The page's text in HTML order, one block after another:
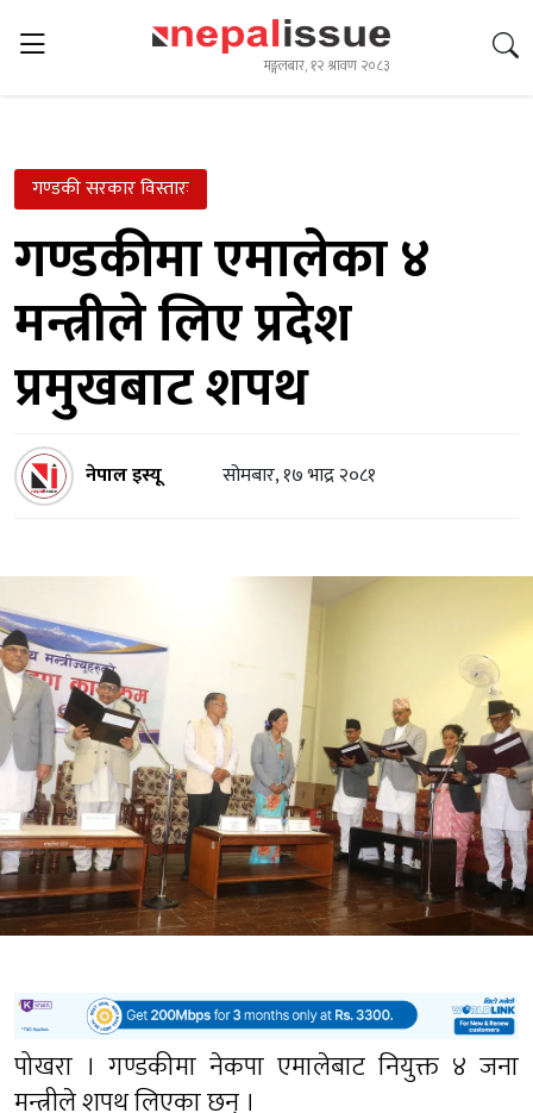
मङ्गलबार, १२ श्रावण २०८३
गण्डकी सरकार विस्तारः
गण्डकीमा एमालेका ४
मन्त्रीले लिए प्रदेश
प्रमुखबाट शपथ
नेपाल इस्यू सोमबार, १७ भाद्र २०८१
पोखरा । गण्डकीमा नेकपा एमालेबाट नियुक्त ४ जना
मन्त्रीले शपथ लिएका छन् ।